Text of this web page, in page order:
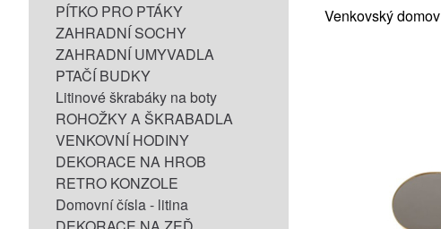
PÍTKO PRO PTÁKY
ZAHRADNÍ SOCHY
ZAHRADNÍ UMYVADLA
PTAČÍ BUDKY
Litinové škrabáky na boty
ROHOŽKY A ŠKRABADLA
VENKOVNÍ HODINY
DEKORACE NA HROB
RETRO KONZOLE
Domovní čísla - litina
Venkovský domov